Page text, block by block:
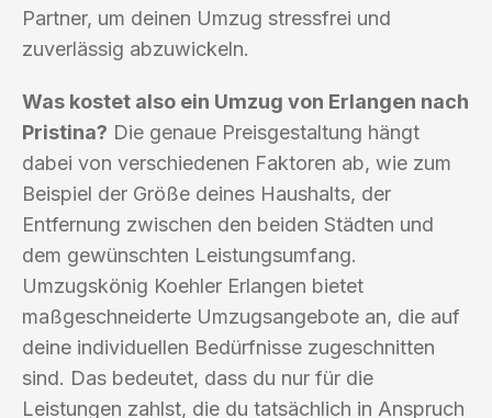
Partner, um deinen Umzug stressfrei und
zuverlässig abzuwickeln.
Was kostet also ein Umzug von Erlangen nach
Pristina? Die genaue Preisgestaltung hängt
dabei von verschiedenen Faktoren ab, wie zum
Beispiel der Größe deines Haushalts, der
Entfernung zwischen den beiden Städten und
dem gewünschten Leistungsumfang.
Umzugskönig Koehler Erlangen bietet
maßgeschneiderte Umzugsangebote an, die auf
deine individuellen Bedürfnisse zugeschnitten
sind. Das bedeutet, dass du nur für die
Leistungen zahlst, die du tatsächlich in Anspruch